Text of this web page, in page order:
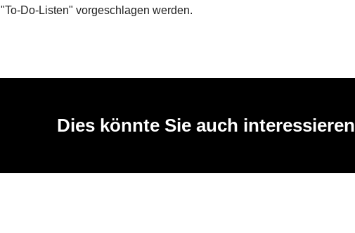
"To-Do-Listen" vorgeschlagen werden.
Dies könnte Sie auch interessieren